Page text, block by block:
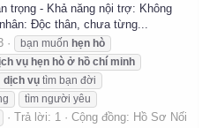
trọng - Khả năng nội trợ: Không
Độc thân, chưa từng...
bạn muốn hẹn hò
vụ hẹn hò ở hồ chí minh
dịch vụ tìm bạn đời
tìm người yêu
Trả lời: 1 Cộng đồng: Hồ Sơ Nối